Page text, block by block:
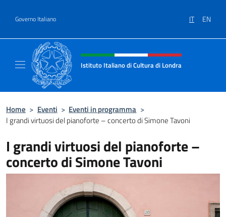
Governo Italiano IT EN
Intestazione sito, social e menù
Istituto Italiano di Cultura di Londra
Home > Eventi > Eventi in programma >
I grandi virtuosi del pianoforte – concerto di Simone Tavoni
I grandi virtuosi del pianoforte –
concerto di Simone Tavoni